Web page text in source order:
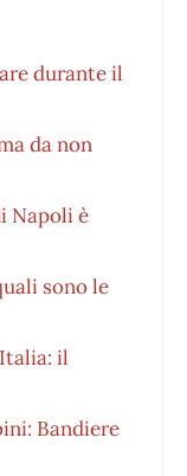
durante il
da non
Napoli è
sono le
il
Bandiere